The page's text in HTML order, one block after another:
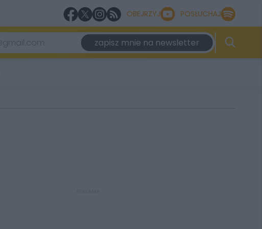
OBEJRZYJ POSŁUCHAJ
zapisz mnie na newsletter